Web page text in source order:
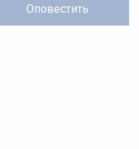
Оповестить